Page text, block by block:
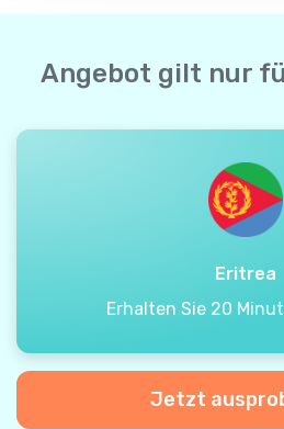
Angebot gilt nur
Eritrea
Erhalten Sie 20
Jetzt